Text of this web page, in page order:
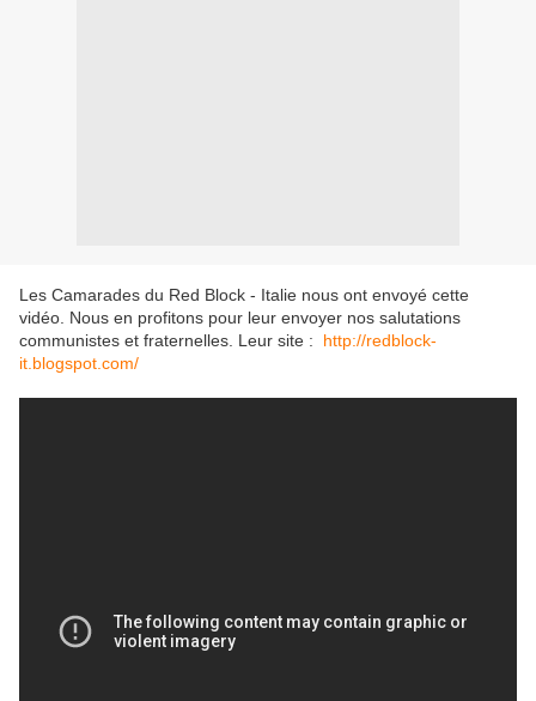
Les Camarades du Red Block - Italie nous ont envoyé cette
vidéo. Nous en profitons pour leur envoyer nos salutations
communistes et fraternelles. Leur site : http://redblock-
it.blogspot.com/